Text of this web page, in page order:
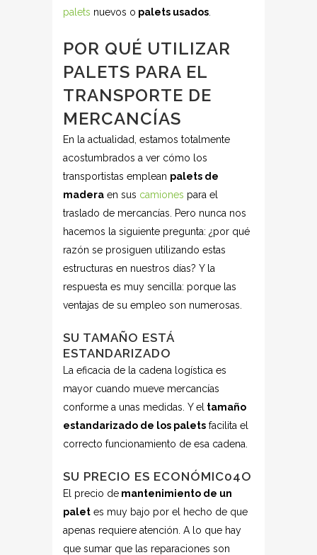
palets nuevos o palets usados
POR QUÉ UTILIZAR
PALETS PARA EL
TRANSPORTE DE
MERCANCÍAS
En la actualidad, estamos totalmente
acostumbrados a ver cómo los
transportistas emplean palets de
madera en sus camiones para el
traslado de mercancías. Pero nunca nos
hacemos la siguiente pregunta: ¿por qué
razón se prosiguen utilizando estas
estructuras en nuestros días? Y la
respuesta es muy sencilla: porque las
ventajas de su empleo son numerosas.
SU TAMAÑO ESTÁ
ESTANDARIZADO
La eficacia de la cadena logística es
mayor cuando mueve mercancías
conforme a unas medidas. Y el tamaño
estandarizado de los palets facilita el
correcto funcionamiento de esa cadena.
SU PRECIO ES ECONÓMIC04O
El precio de mantenimiento de un
palet es muy bajo por el hecho de que
apenas requiere atención. A lo que hay
que sumar que las reparaciones son